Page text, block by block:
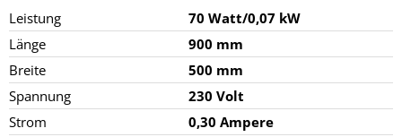
Leistung
70 Watt/0,07 kW
Länge
900 mm
Breite
500 mm
Spannung
230 Volt
Strom
0,30 Ampere